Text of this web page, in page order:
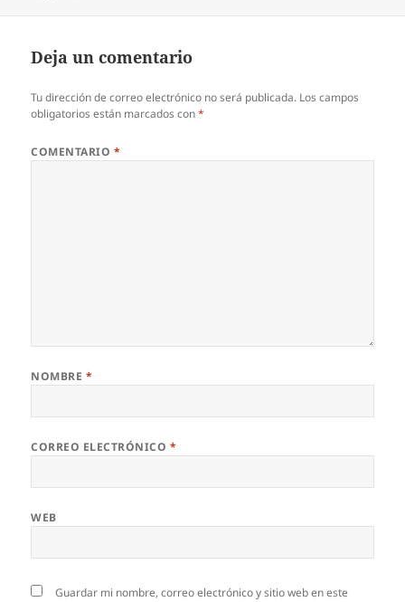
Deja un comentario
Tu dirección de correo electrónico no será publicada. Los campos
obligatorios están marcados con*
COMENTARIO *
NOMBRE *
CORREO ELECTRÓNICO *
WEB
Guardar mi nombre, correo electrónico y sitio web en este